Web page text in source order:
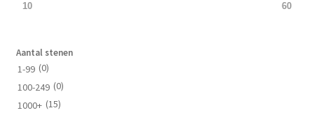
10 60
Aantal stenen
1-99 (0)
100-249 (0)
1000+ (15)